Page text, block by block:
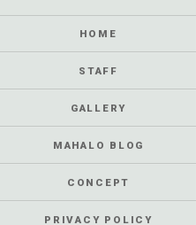
HOME
STAFF
GALLERY
MAHALO BLOG
CONCEPT
PRIVACY POLICY